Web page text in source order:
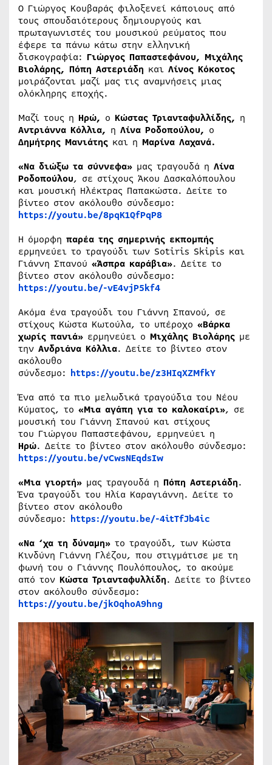
Ο Γιώργος Κουβαράς φιλοξενεί κάποιους από
τους σπουδαιότερους δημιουργούς και
πρωταγωνιστές του μουσικού ρεύματος που
έφερε τα πάνω κάτω στην ελληνική
δισκογραφία: Γιώργος Παπαστεφάνου, Μιχάλης
Βιολάρης, Πόπη Αστεριάδη και Λίνος Κόκοτος
μοιράζονται μαζί μας τις αναμνήσεις μιας
ολόκληρης εποχής.
Μαζί τους η Ηρώ, ο Κώστας Τριανταφυλλίδης, η
Αντριάννα Κόλλια, η Λίνα Ροδοπούλου, ο
Δημήτρης Μανιάτης και η Μαρίνα Λαχανά.
«Να διώξω τα σύννεφα» μας τραγουδά η Λίνα
Ροδοπούλου, σε στίχους Άκου Δασκαλόπουλου
και μουσική Ηλέκτρας Παπακώστα. Δείτε το
βίντεο στον ακόλουθο σύνδεσμο:
https://youtu.be/8pqK1QfPqP8
Η όμορφη παρέα της σημερινής εκπομπής
ερμηνεύει το τραγούδι των Sotiris Skipis και
Γιάννη Σπανού «Άσπρα καράβια». Δείτε το
βίντεο στον ακόλουθο σύνδεσμο:
https://youtu.be/-vE4vjP5kf4
Ακόμα ένα τραγούδι του Γιάννη Σπανού, σε
στίχους Κώστα Κωτούλα, το υπέροχο «Βάρκα
χωρίς πανιά» ερμηνεύει ο Μιχάλης Βιολάρης με
την Ανδριάνα Κόλλια. Δείτε το βίντεο στον
ακόλουθο
σύνδεσμο: https://youtu.be/z3HIqXZMfkY
Ένα από τα πιο μελωδικά τραγούδια του Νέου
Κύματος, το «Μια αγάπη για το καλοκαίρι», σε
μουσική του Γιάννη Σπανού και στίχους
του Γιώργου Παπαστεφάνου, ερμηνεύει η
Ηρώ. Δείτε το βίντεο στον ακόλουθο σύνδεσμο:
https://youtu.be/vCwsNEqdsIw
«Μια γιορτή» μας τραγουδά η Πόπη Αστεριάδη.
Ένα τραγούδι του Ηλία Καραγιάννη. Δείτε το
βίντεο στον ακόλουθο
σύνδεσμο: https://youtu.be/-4itTfJb4ic
«Να ‘χα τη δύναμη» το τραγούδι, των Κώστα
Κινδύνη Γιάννη Γλέζου, που στιγμάτισε με τη
φωνή του ο Γιάννης Πουλόπουλος, το ακούμε
από τον Κώστα Τριανταφυλλίδη. Δείτε το βίντεο
στον ακόλουθο σύνδεσμο:
https://youtu.be/jkOqhoA9hng